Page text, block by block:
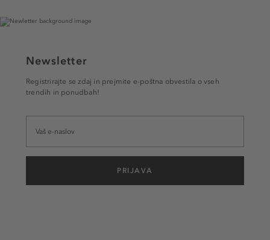
Newsletter
Registrirajte se zdaj in prejmite e-poštna obvestila o vseh
trendih in ponudbah!
PRIJAVA